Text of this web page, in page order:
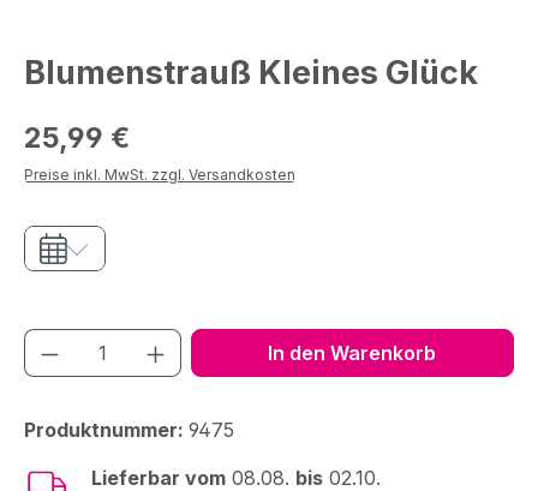
Blumenstrauß Kleines Glück
Regulärer Preis:
25,99 €
Preise inkl. MwSt. zzgl. Versandkosten
Produkt Anzahl: Gib den gewünschten
In den Warenkorb
Produktnummer: 9475
Lieferbar vom 08.08. bis 02.10.